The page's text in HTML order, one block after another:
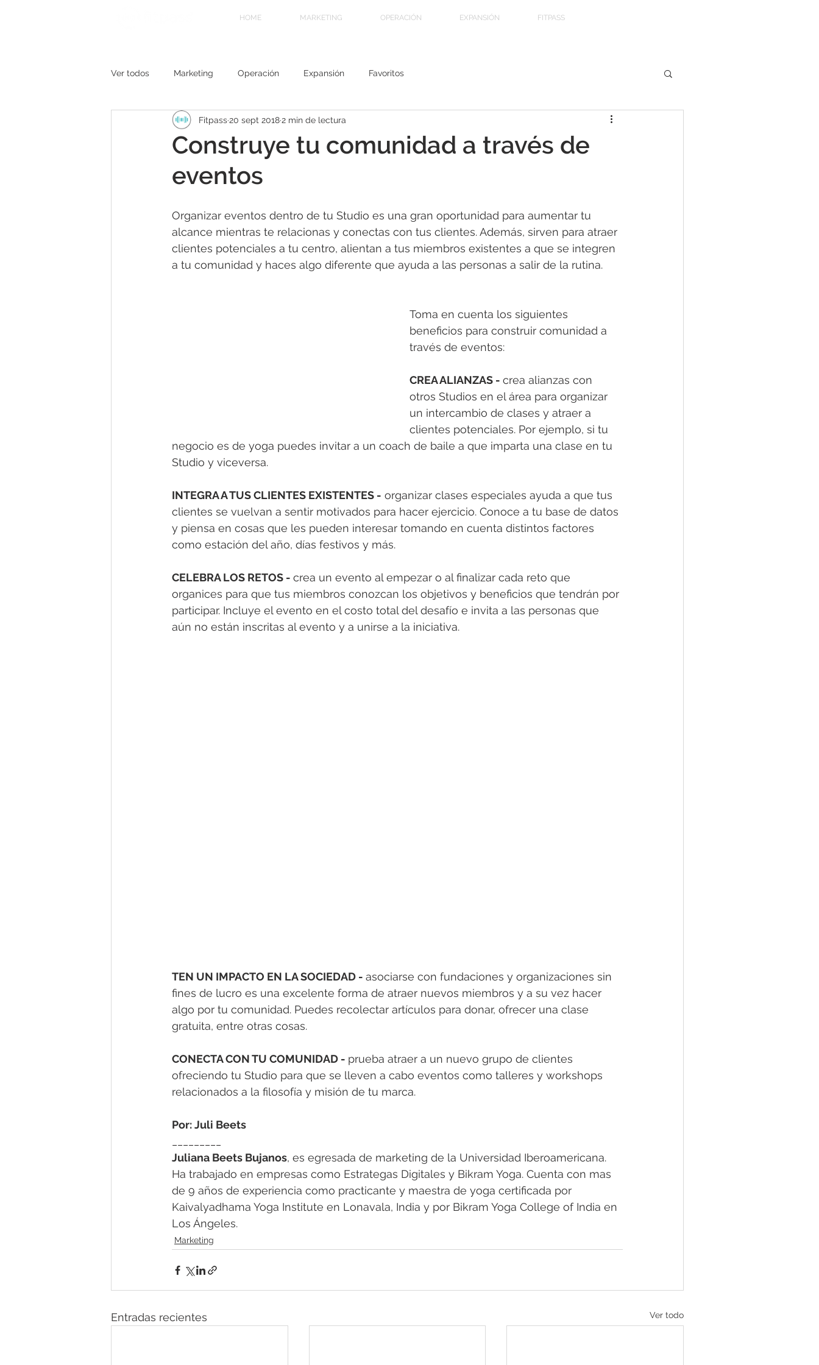
HOME MARKETING OPERACIÓN EXPANSIÓN FITPASS
Ver todos Marketing Operación Expansión Favoritos
Construye tu comunidad a través de
eventos
Fitpass20 sept 20182 min de lectura
Organizar eventos dentro de tu Studio es una gran oportunidad para aumentar tu
alcance mientras te relacionas y conectas con tus clientes. Además, sirven para atraer
clientes potenciales a tu centro, alientan a tus miembros existentes a que se integren
a tu comunidad y haces algo diferente que ayuda a las personas a salir de la rutina.
Toma en cuenta los siguientes
beneficios para construir comunidad a
través de eventos:
CREA ALIANZAS - crea alianzas con
otros Studios en el área para organizar
un intercambio de clases y atraer a
clientes potenciales. Por ejemplo, si tu
negocio es de yoga puedes invitar a un coach de baile a que imparta una clase en tu
Studio y viceversa.
INTEGRA A TUS CLIENTES EXISTENTES - organizar clases especiales ayuda a que tus
clientes se vuelvan a sentir motivados para hacer ejercicio. Conoce a tu base de datos
y piensa en cosas que les pueden interesar tomando en cuenta distintos factores
como estación del año, días festivos y más.
CELEBRA LOS RETOS - crea un evento al empezar o al finalizar cada reto que
organices para que tus miembros conozcan los objetivos y beneficios que tendrán por
participar. Incluye el evento en el costo total del desafío e invita a las personas que
aún no están inscritas al evento y a unirse a la iniciativa.
TEN UN IMPACTO EN LA SOCIEDAD - asociarse con fundaciones y organizaciones sin
fines de lucro es una excelente forma de atraer nuevos miembros y a su vez hacer
algo por tu comunidad. Puedes recolectar artículos para donar, ofrecer una clase
gratuita, entre otras cosas.
CONECTA CON TU COMUNIDAD - prueba atraer a un nuevo grupo de clientes
ofreciendo tu Studio para que se lleven a cabo eventos como talleres y workshops
relacionados a la filosofía y misión de tu marca.
Por: Juli Beets
Juliana Beets Bujanos, es egresada de marketing de la Universidad Iberoamericana.
Ha trabajado en empresas como Estrategas Digitales y Bikram Yoga. Cuenta con mas
de 9 años de experiencia como practicante y maestra de yoga certificada por
Kaivalyadhama Yoga Institute en Lonavala, India y por Bikram Yoga College of India en
Los Ángeles.
Marketing
Entradas recientes Ver todo